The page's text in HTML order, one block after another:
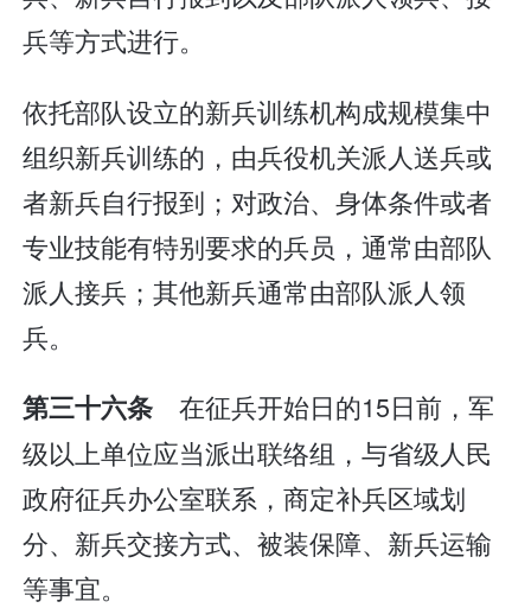
兵等方式进行。
依托部队设立的新兵训练机构成规模集中
组织新兵训练的，由兵役机关派人送兵或
者新兵自行报到；对政治、身体条件或者
专业技能有特别要求的兵员，通常由部队
派人接兵；其他新兵通常由部队派人领
兵。
第三十六条 在征兵开始日的15日前，军
级以上单位应当派出联络组，与省级人民
政府征兵办公室联系，商定补兵区域划
分、新兵交接方式、被装保障、新兵运输
等事宜。